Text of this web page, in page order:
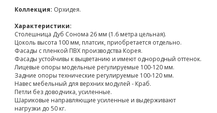
Коллекция: Орхидея.
Характеристики:
Столешница Дуб Сонома 26 мм (1.6 метра цельная).
Цоколь высота 100 мм, платсик, приобретается отдельно.
Фасады с пленкой ПВХ производства Корея.
Фасады устойчивы к выцветанию и имеют однородный оттенок.
Лицевые опоры модельные регулируемые 100-120 мм.
Задние опоры технические регулируемые 100-120 мм.
Навес мебельный для верхних модулей - Краб.
Петли без доводчика, усиленные.
Шариковые направляющие усиленные и выдерживают
нагрузки до 50 кг.